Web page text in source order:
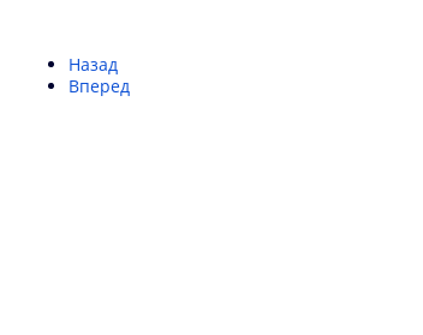
Назад
Вперед